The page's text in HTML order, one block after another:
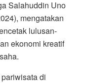
Salahuddin Uno
mengatakan
lulusan-
ekonomi kreatif
di